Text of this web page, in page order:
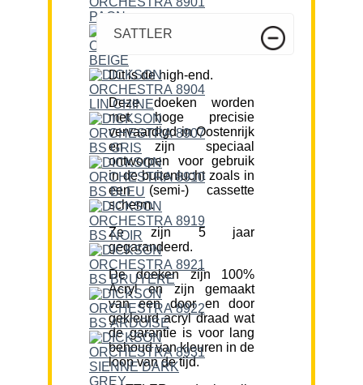
SATTLER
Dit is de high-end.
Deze doeken worden
met hoge precisie
vervaardigd in Oostenrijk
en zijn speciaal
ontworpen voor gebruik
in de buitenlucht zoals in
een (semi-) cassette
scherm.
Ze zijn 5 jaar
gegarandeerd.
De doeken zijn 100%
Acryl en zijn gemaakt
van een door en door
gekleurd acryl draad wat
de garantie is voor lang
behoud van kleuren in de
loop van de tijd.